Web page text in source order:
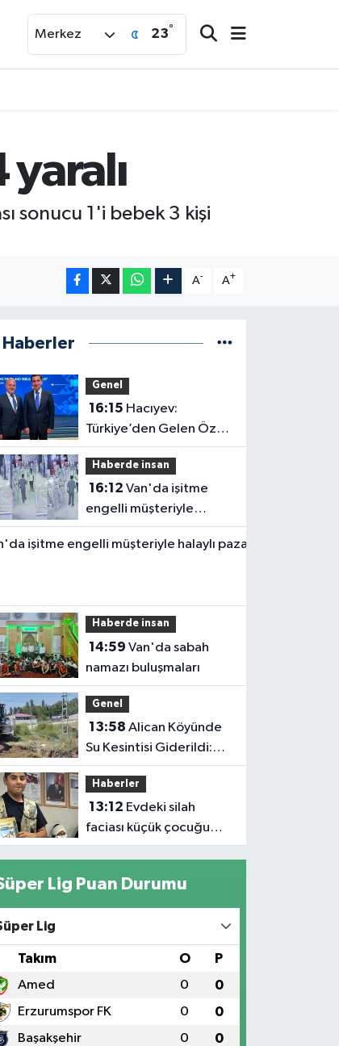
Merkez 23°
sonucu 1'i bebek 3 kişi
A- A+
Haberler
Genel
16:15
Türkiye’den Gelen Öz
Evine Gelir
Haberde insan
16:12
engelli müşteriyle
halaylı pazarlık
gülümsetti
Haberde insan
14:59
namazı buluşmaları
Genel
13:58
Su Kesintisi Giderildi:
Ekipler Anında
Müdahale Etti
Haberler
13:12
faciası küçük çocuğu
hayattan kopardı
Lig Puan Durumu
Lig
Takım O P
Amed 0 0
Erzurumspor FK 0 0
Başakşehir 0 0